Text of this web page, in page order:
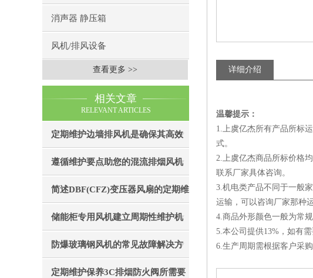
消声器 静压箱
风机/排风设备
查看更多 >>
相关文章
RELEVANT ARTICLES
定期维护边墙排风机是确保其高效
通风效果的关键
遵循维护要点助您的混流排烟风机
成为真正“风中卫士”
简述DBF(CFZ)变压器风扇的定期维
护保养步骤
储能柜专用风机建立周期性维护机
制的重要性分享
防爆玻璃钢风机的常见故障解决方
法
定期维护保养3C排烟防火阀所需要
详细介绍
温馨提示：
1.上虞亿杰所有产品所标
式。
2.上虞亿杰商品所标价格
联系厂家具体咨询。
3.机电类产品不同于一般
运输，可以咨询厂家那种
4.商品外形颜色一般为常
5.本公司提供13%，如有需
6.生产周期需根据客户采